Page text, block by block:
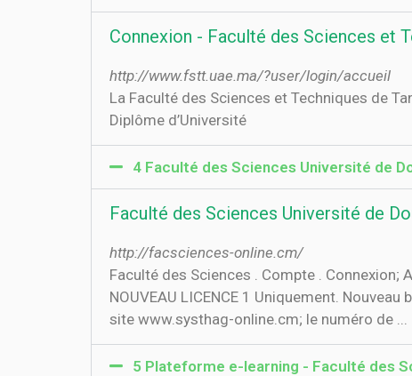
Connexion - Faculté des Sciences et
http://www.fstt.uae.ma/?user/login/accueil
La Faculté des Sciences et Techniques de
Diplôme d’Université
4 Faculté des Sciences Université de
Faculté des Sciences Université de
http://facsciences-online.cm/
Faculté des Sciences . Compte . Connexion;
NOUVEAU LICENCE 1 Uniquement.
site www.systhag-online.cm; le numéro de ...
5 Plateforme e-learning - Faculté des